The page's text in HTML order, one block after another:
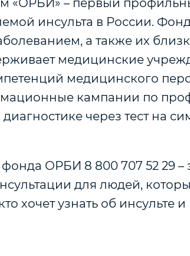
«ОРБИ» – первый
инсульта в России.
а также их
медицинские
медицинского
кампании по
через тест на
ОРБИ 8 800 707 52 29 –
для людей,
хочет узнать об инсульте и